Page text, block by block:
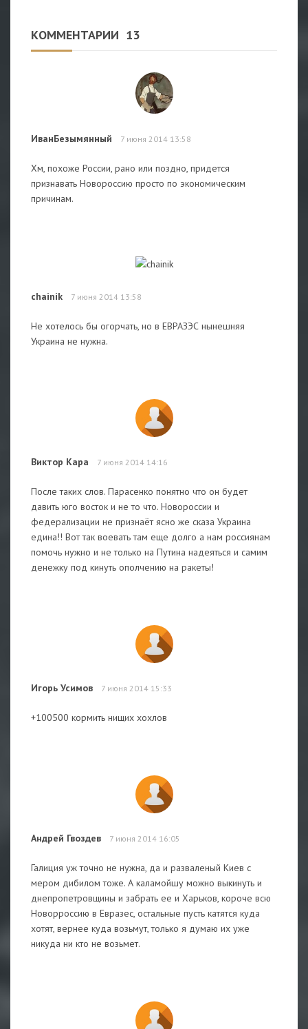
КОММЕНТАРИИ 13
ИванБезымянный 7 июня 2014 13:58
Хм, похоже России, рано или поздно, придется
признавать Новороссию просто по экономическим
причинам.
chainik 7 июня 2014 13:58
Не хотелось бы огорчать, но в ЕВРАЗЭС нынешняя
Украина не нужна.
Виктор Кара 7 июня 2014 14:16
После таких слов. Парасенко понятно что он будет
давить юго восток и не то что. Новороссии и
федерализации не признаёт ясно же сказа Украина
едина!! Вот так воевать там еще долго а нам россиянам
помочь нужно и не только на Путина надеяться и самим
денежку под кинуть ополчению на ракеты!
Игорь Усимов 7 июня 2014 15:33
+100500 кормить нищих хохлов
Андрей Гвоздев 7 июня 2014 16:05
Галиция уж точно не нужна, да и разваленый Киев с
мером дибилом тоже. А каламойшу можно выкинуть и
днепропетровщины и забрать ее и Харьков, короче всю
Новорроссию в Евразес, остальные пусть катятся куда
хотят, вернее куда возьмут, только я думаю их уже
никуда ни кто не возьмет.